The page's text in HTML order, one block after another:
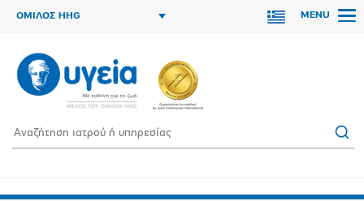
ΟΜΙΛΟΣ HHG MENU